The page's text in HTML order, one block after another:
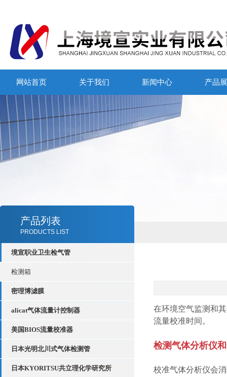
网站首页 关于我们 新闻中心 产品
产品列表
PRODUCTS LIST
境宣职业卫生检气管
检测箱
密理博滤膜
alicat气体流量计控制器
美国BIOS流量校准器
日本光明北川式气体检测管
日本KYORITSU共立理化学研究所
在环境空气监测和
流量校准时间。
检测气体分析仪
校准气体分析仪会